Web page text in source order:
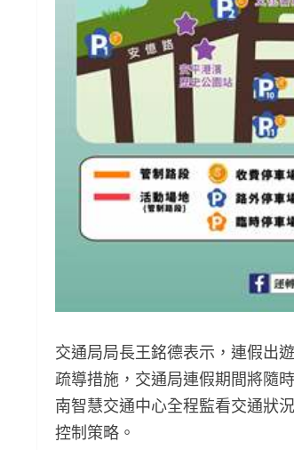
交通局局長王銘德表示，連假出
疏導措施，交通局連假期間將隨
南智慧交通中心全程監看交通狀
控制策略。